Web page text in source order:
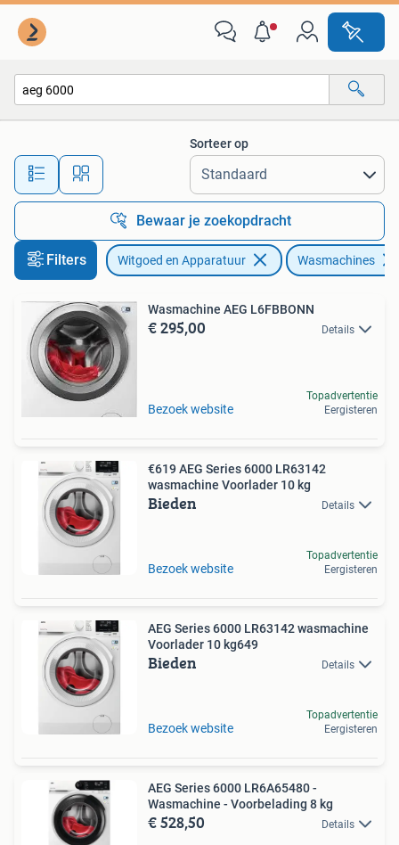
Alle afstanden…
Sorteer op
Bewaar je zoekopdracht
Filters Witgoed en Apparatuur Wasmachines
Wasmachine AEG L6FBBONN
€ 295,00 Details
Bezoek website
Topadvertentie
Eergisteren
€619 AEG Series 6000 LR63142
wasmachine Voorlader 10 kg
Bieden Details
Bezoek website
Topadvertentie
Eergisteren
AEG Series 6000 LR63142 wasmachine
Voorlader 10 kg649
Bieden Details
Bezoek website
Topadvertentie
Eergisteren
AEG Series 6000 LR6A65480 -
Wasmachine - Voorbelading 8 kg
€ 528,50 Details